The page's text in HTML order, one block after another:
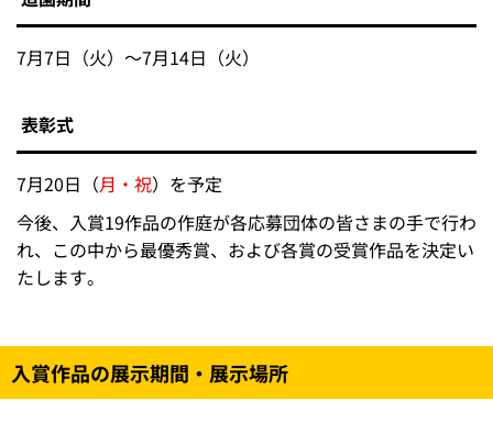
7月7日（火）～7月14日（火）
表彰式
7月20日（月・祝）を予定
今後、入賞19作品の作庭が各応募団体の皆さまの手で行わ
れ、この中から最優秀賞、および各賞の受賞作品を決定い
たします。
入賞作品の展示期間・展示場所